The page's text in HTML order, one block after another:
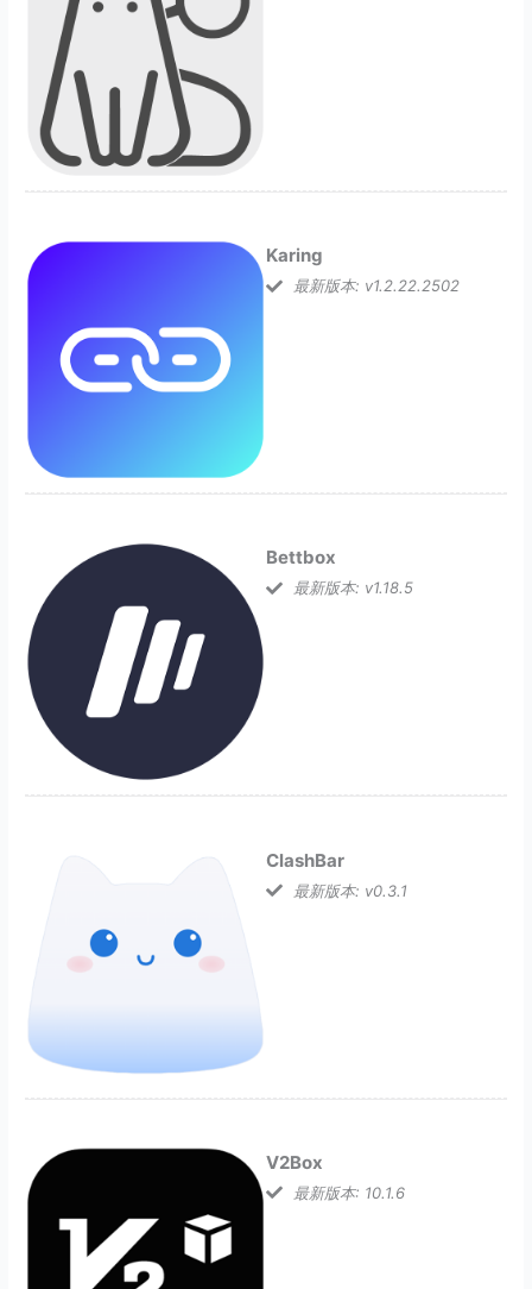
Karing
最新版本: v1.2.22.2502
Bettbox
最新版本: v1.18.5
ClashBar
最新版本: v0.3.1
V2Box
最新版本: 10.1.6